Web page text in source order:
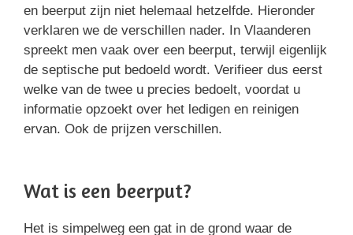
en beerput zijn niet helemaal hetzelfde. Hieronder
verklaren we de verschillen nader. In Vlaanderen
spreekt men vaak over een beerput, terwijl eigenlijk
de septische put bedoeld wordt. Verifieer dus eerst
welke van de twee u precies bedoelt, voordat u
informatie opzoekt over het ledigen en reinigen
ervan. Ook de prijzen verschillen.
Wat is een beerput?
Het is simpelweg een gat in de grond waar de